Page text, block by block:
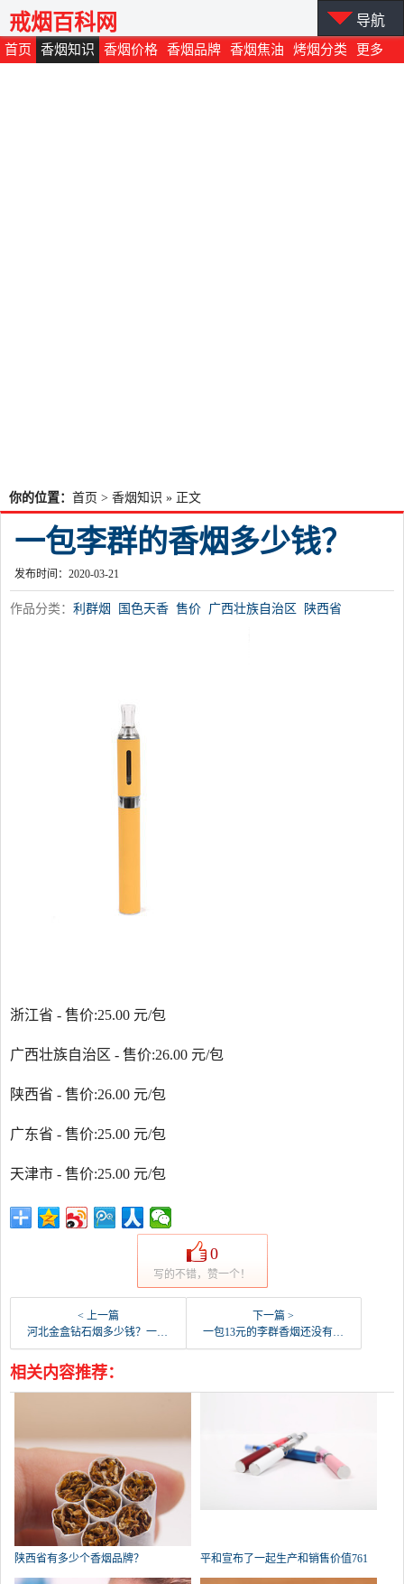
首页 香烟知识 香烟价格 香烟品牌 香烟焦油 烤烟分类 更多
戒烟百科网 导航
你的位置： 首页 > 香烟知识 » 正文
一包李群的香烟多少钱？
发布时间：2020-03-21
作品分类： 利群烟 国色天香 售价 广西壮族自治区 陕西省
浙江省 - 售价:25.00 元/包
广西壮族自治区 - 售价:26.00 元/包
陕西省 - 售价:26.00 元/包
广东省 - 售价:25.00 元/包
天津市 - 售价:25.00 元/包
0
写的不错，赞一个！
< 上一篇
河北金盒钻石烟多少钱？一个盒子？
下一篇 >
一包13元的李群香烟还没有打开。里面的香烟可以摇动。这是真的还是假的？
相关内容推荐：
陕西省有多少个香烟品牌？ 平和宣布了一起生产和销售价值761